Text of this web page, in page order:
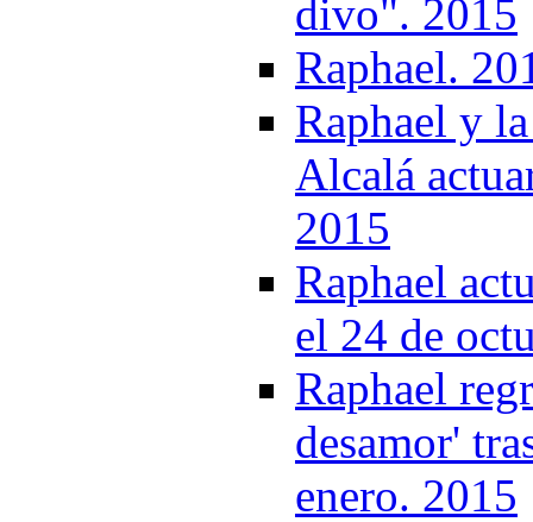
divo". 2015
Raphael.
Raphael y
Alcalá
2015
Raphael
el 24 de
Raphael
desamor'
enero. 2015